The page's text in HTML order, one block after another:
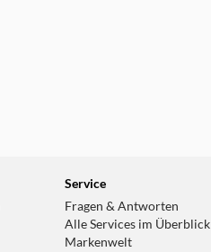
Service
Fragen & Antworten
Alle Services im Überblick
Markenwelt